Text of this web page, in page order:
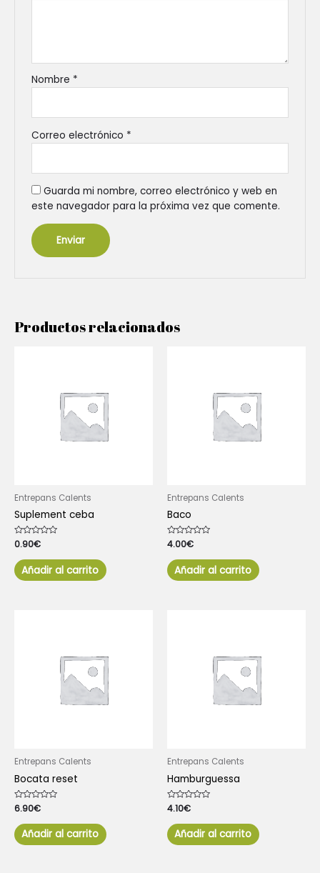
Nombre *
Correo electrónico *
Guarda mi nombre, correo electrónico y web en
este navegador para la próxima vez que comente.
Productos relacionados
Entrepans Calents
Suplement ceba
Valorado
con
de
5
0.90€
Añadir al carrito
Entrepans Calents
Baco
Valorado
con
de
5
4.00€
Añadir al carrito
Entrepans Calents
Bocata reset
Valorado
con
de
5
6.90€
Añadir al carrito
Entrepans Calents
Hamburguessa
Valorado
con
de
5
4.10€
Añadir al carrito